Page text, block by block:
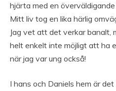
hjärta med en
Mitt liv tog en lika härlig
Jag vet att det verkar banalt,
helt enkelt inte möjligt att ha
när jag var ung också!
I hans och Daniels hem är